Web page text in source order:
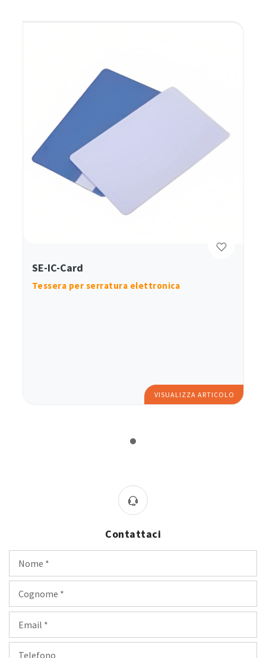
SE-IC-Card
Tessera per serratura elettronica
VISUALIZZA ARTICOLO
Contattaci